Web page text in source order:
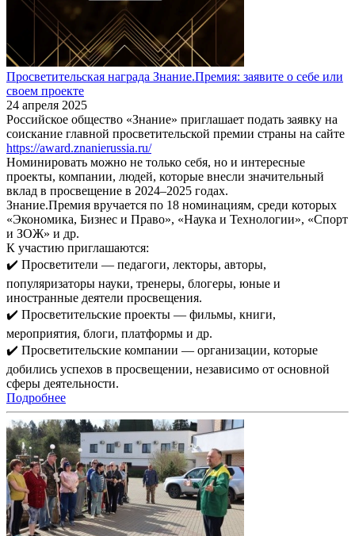
Просветительская награда Знание.Премия: заявите о себе или
своем проекте
24 апреля 2025
Российское общество «Знание» приглашает подать заявку на
соискание главной просветительской премии страны на сайте
https://award.znanierussia.ru/
Номинировать можно не только себя, но и интересные
проекты, компании, людей, которые внесли значительный
вклад в просвещение в 2024–2025 годах.
Знание.Премия вручается по 18 номинациям, среди которых
«Экономика, Бизнес и Право», «Наука и Технологии», «Спорт
и ЗОЖ» и др.
К участию приглашаются:
✔️ Просветители — педагоги, лекторы, авторы,
популяризаторы науки, тренеры, блогеры, юные и
иностранные деятели просвещения.
✔️ Просветительские проекты — фильмы, книги,
мероприятия, блоги, платформы и др.
✔️ Просветительские компании — организации, которые
добились успехов в просвещении, независимо от основной
сферы деятельности.
Подробнее